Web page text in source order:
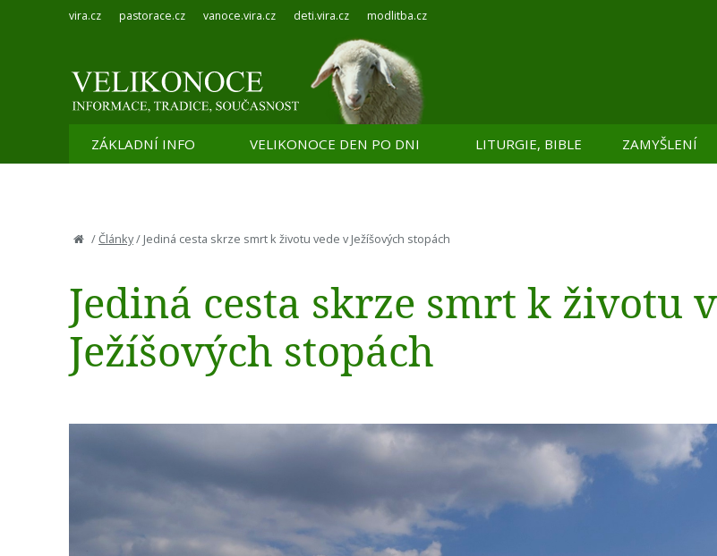
vira.cz pastorace.cz vanoce.vira.cz deti.vira.cz modlitba.cz
ZÁKLADNÍ INFO VELIKONOCE DEN PO DNI LITURGIE, BIBLE ZAMYŠLENÍ
/Články/ Jediná cesta skrze smrt k životu vede v Ježíšových stopách
Jediná cesta skrze smrt k životu
Ježíšových stopách